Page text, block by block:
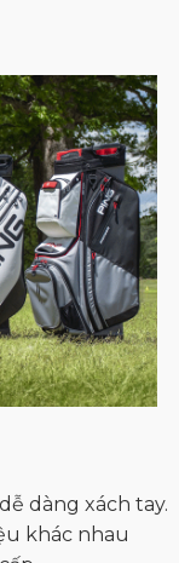
dàng xách tay.
khác nhau